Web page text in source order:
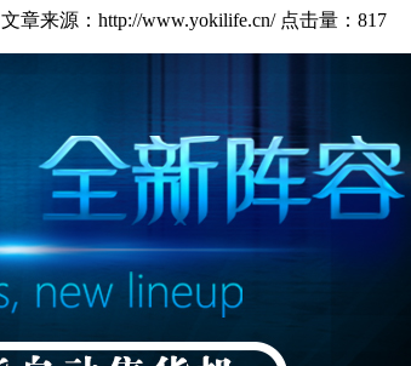
文章来源：http://www.yokilife.cn/ 点击量： 817